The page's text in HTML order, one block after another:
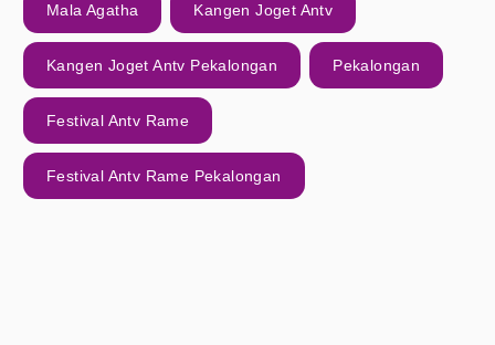
Mala Agatha Kangen Joget Antv
Kangen Joget Antv Pekalongan Pekalongan
Festival Antv Rame
Festival Antv Rame Pekalongan